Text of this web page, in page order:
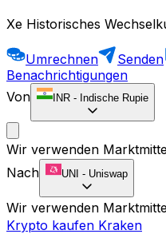
Xe Historisches
Umrechnen Senden
Benachrichtigungen
Von
INR - Indische Rupie
Wir verwenden
Nach
UNI - Uniswap
Wir verwenden
Krypto kaufen Kraken